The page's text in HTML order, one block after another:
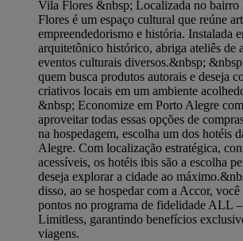
Vila Flores &nbsp; Localizada no bairro
Flores é um espaço cultural que reúne
empreendedorismo e história. Instalada
arquitetônico histórico, abriga ateliês de
eventos culturais diversos.&nbsp;
quem busca produtos autorais e deseja
criativos locais em um ambiente
&nbsp; Economize em Porto Alegre
aproveitar todas essas opções de
na hospedagem, escolha um dos hotéis
Alegre. Com localização estratégica,
acessíveis, os hotéis ibis são a escolha
deseja explorar a cidade ao
disso, ao se hospedar com a Accor,
pontos no programa de fidelidade ALL
Limitless, garantindo benefícios
viagens.